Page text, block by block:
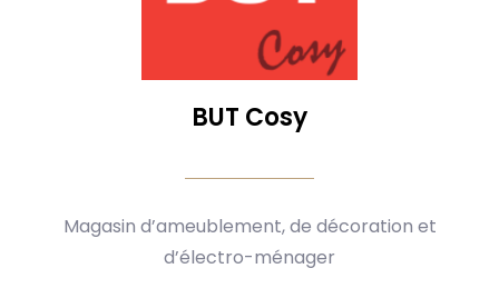
BUT Cosy
Magasin d’ameublement, de décoration et
d’électro-ménager